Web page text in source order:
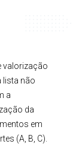
valorização
lista não
a
da
em
(A, B, C).